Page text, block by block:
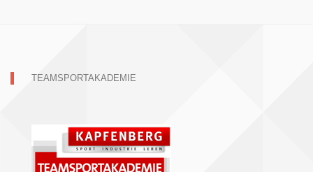
TEAMSPORTAKADEMIE